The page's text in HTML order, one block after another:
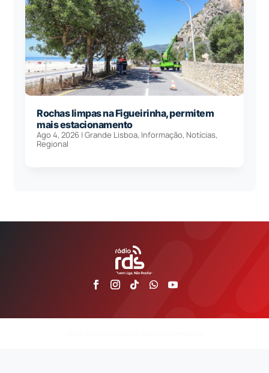
Rochas limpas na Figueirinha, permitem
mais estacionamento
Ago 4, 2026 |Grande Lisboa, Informação, Notícias,
Regional